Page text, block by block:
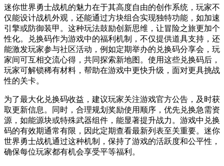
迷你世界勇士战机的魅力在于其高度自由的创作系统，玩家不
仅能设计战机外观，还能通过方块组合实现独特功能，如加速
引擎或防御装甲。这种玩法鼓励创新思维，让冒险之旅更加个
性化。兑换码作为游戏中的福利机制，不仅提供道具支持，还
能激发玩家参与社区活动，例如定期举办的兑换码分享会，玩
家间可互相交流心得，共同探索新地图。使用这些兑换码后，
玩家可解锁稀有材料，帮助在游戏中更快升级，面对更具挑战
性的关卡。
为了最大化兑换码收益，建议玩家关注游戏官方公告，及时获
取更新信息。同时，合理规划奖励使用顺序，优先兑换急需资
源，如能源块或特殊武器组件，能显著提升战力。游戏中兑换
码的有效期通常有限，因此定期查看最新列表至关重要。迷你
世界勇士战机通过这种机制，保持了游戏的活跃度和公平性，
确保每位玩家都有机会享受平等福利。